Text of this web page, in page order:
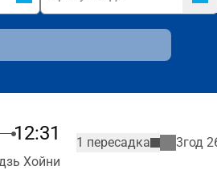
12:31
Хойни
1 пересадка 3год